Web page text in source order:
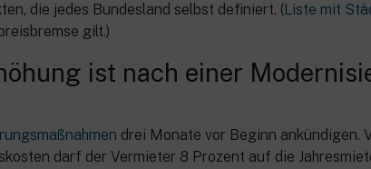
die jedes Bundesland selbst definiert. (Liste mit
gilt.)
ist nach einer
drei Monate vor Beginn ankündigen.
darf der Vermieter 8 Prozent auf die